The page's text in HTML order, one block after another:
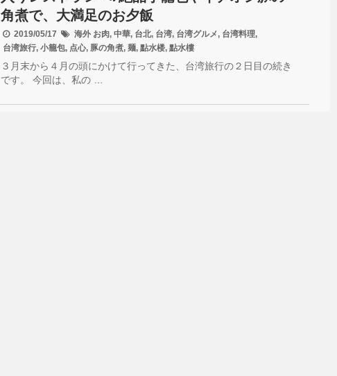
角煮で、大満足のお夕飯
2019/05/17 海外 お肉, 中華, 台北, 台湾, 台湾グルメ , 台湾料理,
台湾旅行, 小籠包, 点心, 豚の角煮, 麺, 點水楼, 點水樓
３月末から４月の頭にかけて行ってきた、台湾旅行の２日目の続き
です。 今回は、私の …